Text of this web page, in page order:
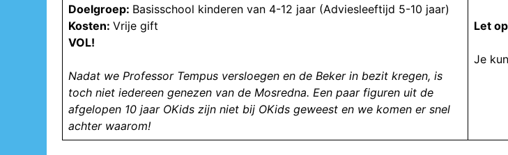
Doelgroep: Basisschool kinderen van 4-12 jaar (Adviesleeftijd 5-10 jaar)
Kosten:Vrije gift
VOL!
Nadat we Professor Tempus versloegen en de Beker in bezit kregen, is
toch niet iedereen genezen van de Mosredna. Een paar figuren uit de
afgelopen 10 jaar OKids zijn niet bij OKids geweest en we komen er snel
achter waarom!
Let
Je